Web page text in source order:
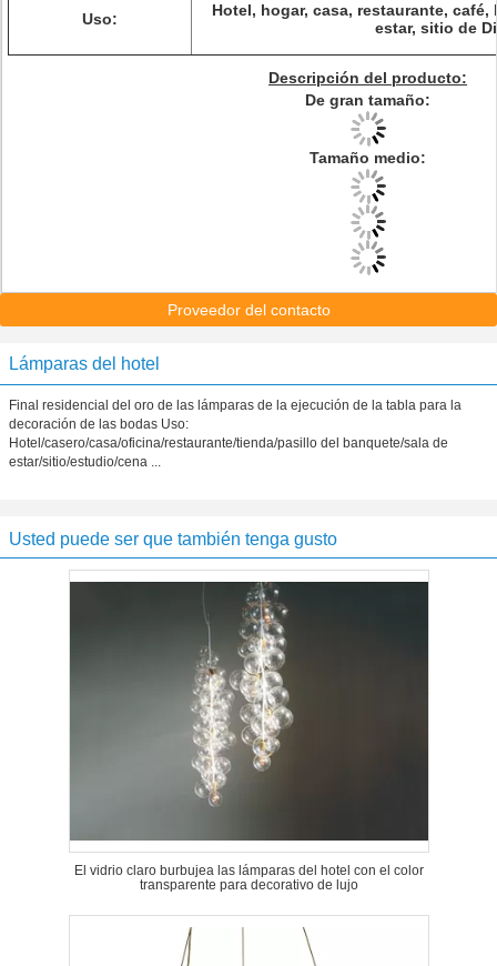
Uso:
Hotel, hogar, casa, restaurante,
estar, sitio de
Descripción del producto:
De gran tamaño:
Tamaño medio:
Proveedor del contacto
Lámparas del hotel
Final residencial del oro de las lámparas de la ejecución de la tabla para la
decoración de las bodas Uso:
Hotel/casero/casa/oficina/restaurante/tienda/pasillo del banquete/sala de
estar/sitio/estudio/cena ...
Usted puede ser que también tenga gusto
El vidrio claro burbujea las lámparas del hotel con el color
transparente para decorativo de lujo